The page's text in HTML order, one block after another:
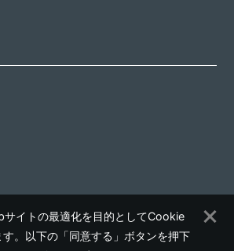
サイトの最適化を目的としてCookie
。以下の「同意する」ボタンを押下